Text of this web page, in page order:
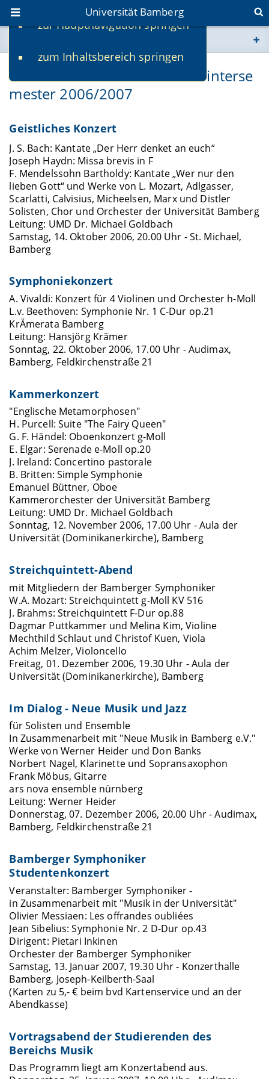
zur Hauptnavigation springen
zum Inhaltsbereich springen
Universität Bamberg
www.uni-bamberg.de
univis.uni-bamberg.de
fis.uni-bamberg.de
Musik in der Universität im Winterse
mester 2006/2007
Geistliches Konzert
J. S. Bach: Kantate „Der Herr denket an euch“
Joseph Haydn: Missa brevis in F
F. Mendelssohn Bartholdy: Kantate „Wer nur den
lieben Gott“ und Werke von L. Mozart, Adlgasser,
Scarlatti, Calvisius, Micheelsen, Marx und Distler
Solisten, Chor und Orchester der Universität Bamberg
Leitung: UMD Dr. Michael Goldbach
Samstag, 14. Oktober 2006, 20.00 Uhr - St. Michael,
Bamberg
Symphoniekonzert
A. Vivaldi: Konzert für 4 Violinen und Orchester h-Moll
L.v. Beethoven: Symphonie Nr. 1 C-Dur op.21
KrÄmerata Bamberg
Leitung: Hansjörg Krämer
Sonntag, 22. Oktober 2006, 17.00 Uhr - Audimax,
Bamberg, Feldkirchenstraße 21
Kammerkonzert
"Englische Metamorphosen"
H. Purcell: Suite "The Fairy Queen"
G. F. Händel: Oboenkonzert g-Moll
E. Elgar: Serenade e-Moll op.20
J. Ireland: Concertino pastorale
B. Britten: Simple Symphonie
Emanuel Büttner, Oboe
Kammerorchester der Universität Bamberg
Leitung: UMD Dr. Michael Goldbach
Sonntag, 12. November 2006, 17.00 Uhr - Aula der
Universität (Dominikanerkirche), Bamberg
Streichquintett-Abend
mit Mitgliedern der Bamberger Symphoniker
W.A. Mozart: Streichquintett g-Moll KV 516
J. Brahms: Streichquintett F-Dur op.88
Dagmar Puttkammer und Melina Kim, Violine
Mechthild Schlaut und Christof Kuen, Viola
Achim Melzer, Violoncello
Freitag, 01. Dezember 2006, 19.30 Uhr - Aula der
Universität (Dominikanerkirche), Bamberg
Im Dialog - Neue Musik und Jazz
für Solisten und Ensemble
In Zusammenarbeit mit "Neue Musik in Bamberg e.V."
Werke von Werner Heider und Don Banks
Norbert Nagel, Klarinette und Sopransaxophon
Frank Möbus, Gitarre
ars nova ensemble nürnberg
Leitung: Werner Heider
Donnerstag, 07. Dezember 2006, 20.00 Uhr - Audimax,
Bamberg, Feldkirchenstraße 21
Bamberger Symphoniker
Studentenkonzert
Veranstalter: Bamberger Symphoniker -
in Zusammenarbeit mit "Musik in der Universität"
Olivier Messiaen: Les offrandes oubliées
Jean Sibelius: Symphonie Nr. 2 D-Dur op.43
Dirigent: Pietari Inkinen
Orchester der Bamberger Symphoniker
Samstag, 13. Januar 2007, 19.30 Uhr - Konzerthalle
Bamberg, Joseph-Keilberth-Saal
(Karten zu 5,- € beim bvd Kartenservice und an der
Abendkasse)
Vortragsabend der Studierenden des
Bereichs Musik
Das Programm liegt am Konzertabend aus.